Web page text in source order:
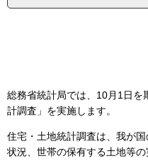
総務省統計局では、10月1日を
計調査」を実施します。
住宅・土地統計調査は、我が
状況、世帯の保有する土地等